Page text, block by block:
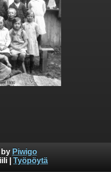
by Piwigo
Työpöytä